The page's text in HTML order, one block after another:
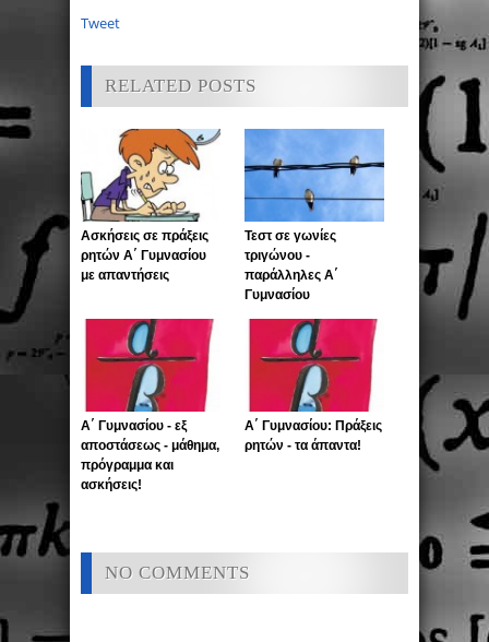
Tweet
RELATED POSTS
Ασκήσεις σε πράξεις
ρητών Α΄ Γυμνασίου
με απαντήσεις
Τεστ σε γωνίες
τριγώνου -
παράλληλες Α΄
Γυμνασίου
Α΄ Γυμνασίου - εξ
αποστάσεως - μάθημα,
πρόγραμμα και
ασκήσεις!
Α΄ Γυμνασίου: Πράξεις
ρητών - τα άπαντα!
NO COMMENTS